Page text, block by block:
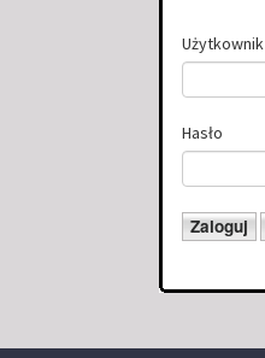
Użytkownik
Hasło